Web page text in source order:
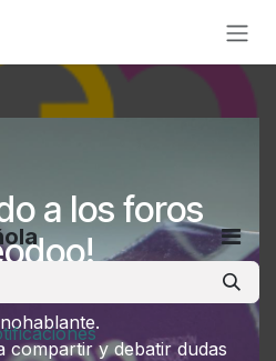
a los foros
de Odoo internacional
compartir y debatir dudas